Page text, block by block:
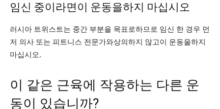
임신 중이라면이 운동을하지 마십시오
러시아 트위스트는 중간 부분을 목표로하므로 임신 한 경우 먼
저 의사 또는 피트니스 전문가와상의하지 않고이 운동을하지
마십시오.
이 같은 근육에 작용하는 다른 운
동이 있습니까?